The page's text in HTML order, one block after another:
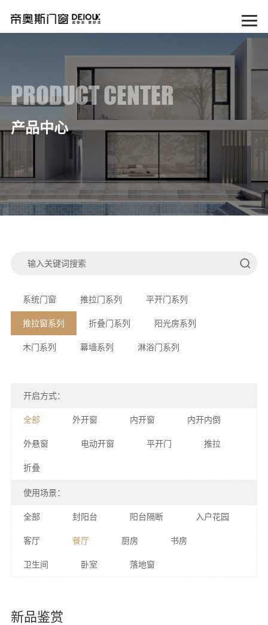
PRODUCT CENTER
产品中心
系统门窗 推拉门系列 平开门系列
推拉窗系列 折叠门系列 阳光房系列
木门系列 幕墙系列 淋浴门系列
开启方式：
全部 外开窗 内开窗 内开内倒
外悬窗 电动开窗 平开门 推拉
折叠
使用场景：
全部 封阳台 阳台隔断 入户花园
客厅 餐厅 厨房 书房
卫生间 卧室 落地窗
新品鉴赏